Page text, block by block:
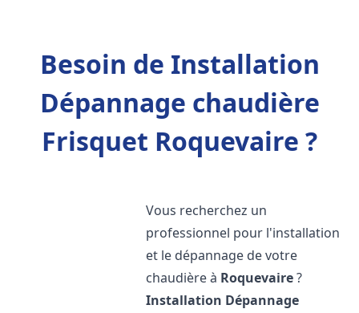
Besoin de Installation
Dépannage chaudière
Frisquet Roquevaire ?
Vous recherchez un
professionnel pour l'installation
et le dépannage de votre
chaudière à Roquevaire?
Installation Dépannage